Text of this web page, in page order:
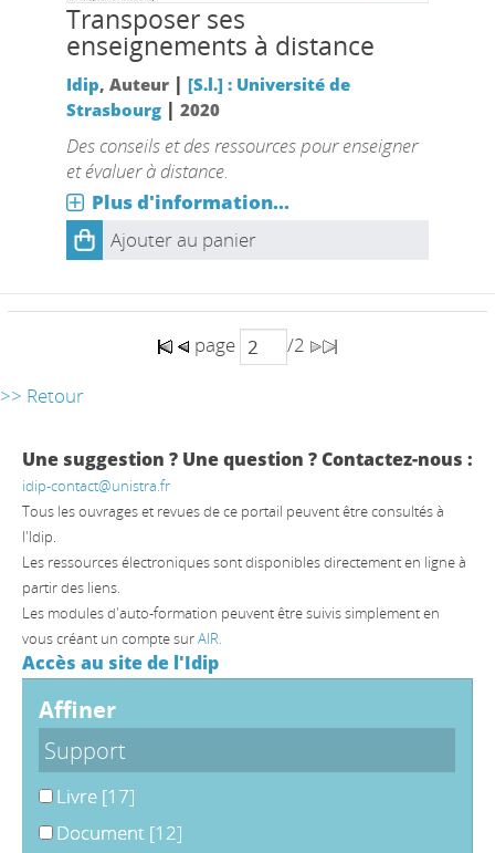
Transposer ses
enseignements à distance
Idip, Auteur | [S.l.] : Université de
Strasbourg| 2020
Des conseils et des ressources pour enseigner
et évaluer à distance.
Plus d'information...
Ajouter au panier
page /2
>> Retour
Une suggestion ? Une question ? Contactez-nous :
idip-contact@unistra.fr
Tous les ouvrages et revues de ce portail peuvent être consultés à
l'Idip.
Les ressources électroniques sont disponibles directement en ligne à
partir des liens.
Les modules d'auto-formation peuvent être suivis simplement en
vous créant un compte surAIR.
Accès au site de l'Idip
affiner
Support
Livre [17]
Document [12]